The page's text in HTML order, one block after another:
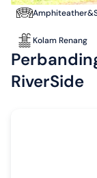
Kolam Renang
RiverSide